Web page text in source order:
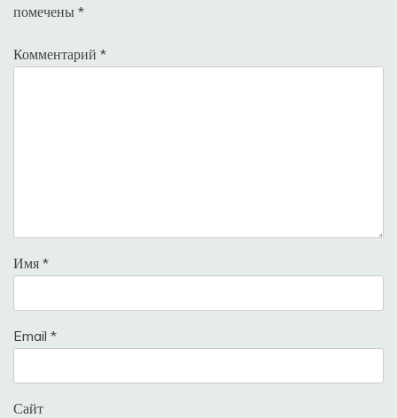
помечены *
Комментарий *
Имя *
Email *
Сайт